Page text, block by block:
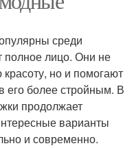
среди
полное лицо. Они не
но и помогают
его более стройным. В
продолжает
варианты
и современно.